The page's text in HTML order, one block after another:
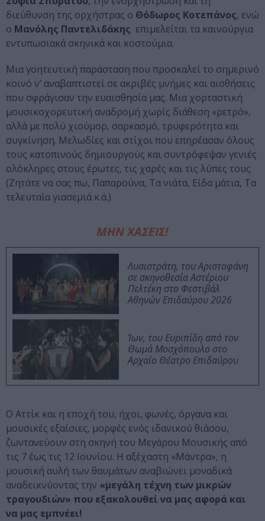
διεύθυνση της ορχήστρας ο Θόδωρος Κοτεπάνος, ενώ
ο Μανόλης Παντελιδάκης επιμελείται τα καινούργια
εντυπωσιακά σκηνικά και κοστούμια.
Μια γοητευτική παράσταση που προσκαλεί το σημερινό
κοινό ν’ αναβαπτιστεί σε ακριβές μνήμες και αισθήσεις
που σφράγισαν την ευαισθησία μας. Μια χορταστική
μουσικοχορευτική αναδρομή χωρίς διάθεση «ρετρό»,
αλλά με πολύ χιούμορ, σαρκασμό, τρυφερότητα και
συγκίνηση. Μελωδίες και στίχοι που επηρέασαν όλους
τους κατοπινούς δημιουργούς και συντρόφεψαν γενιές
ολόκληρες στους έρωτες, τις χαρές και τις λύπες τους
(Ζητάτε να σας πω, Παπαρούνα, Τα νιάτα, Είδα μάτια, Τα
τελευταία γιασεμιά κ.ά.).
ΜΗΝ ΧΑΣΕΙΣ!
Λυσιστράτη, του Αριστοφάνη
σε σκηνοθεσία Αστέριου
Πελτέκη στο Φεστιβάλ
Αθηνών Επιδαύρου 2026
Ίων, του Ευριπίδη από τον
Θωμά Μοσχόπουλο στο
Αρχαίο Θέατρο Επιδαύρου
O Αττίκ και η εποχή του, ήχοι, φωνές, όργανα και
μουσικές εξαίσιες, μορφές ενός ιδανικού θιάσου,
ζωντανεύουν στη σκηνή του Μεγάρου Μουσικής από
τις 7 έως τις 12 Ιουνίου. Η αξέχαστη «Μάντρα», η
μουσική αυλή των θαυμάτων αναβιώνει μοναδικά
αναδεικνύοντας την «μεγάλη τέχνη των μικρών
τραγουδιών» που εξακολουθεί να μας αφορά και
να μας εμπνέει!